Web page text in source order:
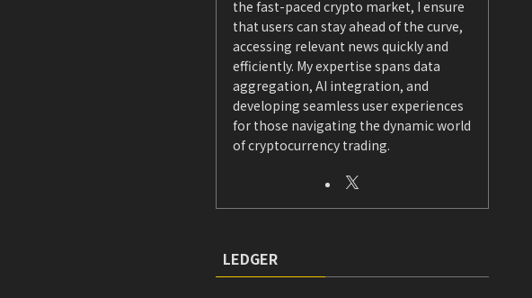
the fast-paced crypto market, I ensure
that users can stay ahead of the curve,
accessing relevant news quickly and
efficiently. My expertise spans data
aggregation, AI integration, and
developing seamless user experiences
for those navigating the dynamic world
of cryptocurrency trading.
LEDGER